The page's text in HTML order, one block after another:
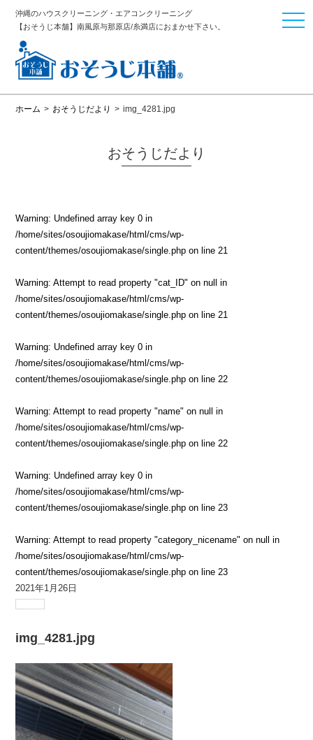
沖縄のハウスクリーニング・エアコンクリーニング
【おそうじ本舗】南風原与那原店/糸満店におまかせ下さい。
ホーム > おそうじだより > img_4281.jpg
おそうじだより
Warning: Undefined array key 0 in
/home/sites/osoujiomakase/html/cms/wp-
content/themes/osoujiomakase/single.php on line 21
Warning: Attempt to read property "cat_ID" on null in
/home/sites/osoujiomakase/html/cms/wp-
content/themes/osoujiomakase/single.php on line 21
Warning: Undefined array key 0 in
/home/sites/osoujiomakase/html/cms/wp-
content/themes/osoujiomakase/single.php on line 22
Warning: Attempt to read property "name" on null in
/home/sites/osoujiomakase/html/cms/wp-
content/themes/osoujiomakase/single.php on line 22
Warning: Undefined array key 0 in
/home/sites/osoujiomakase/html/cms/wp-
content/themes/osoujiomakase/single.php on line 23
Warning: Attempt to read property "category_nicename" on null in
/home/sites/osoujiomakase/html/cms/wp-
content/themes/osoujiomakase/single.php on line 23
2021年1月26日
img_4281.jpg